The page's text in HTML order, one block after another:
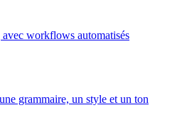
workflows automatisés
grammaire, un style et un ton